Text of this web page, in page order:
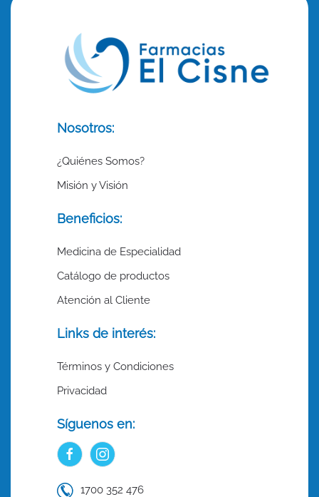
Nosotros:
¿Quiénes Somos?
Misión y Visión
Beneficios:
Medicina de Especialidad
Catálogo de productos
Atención al Cliente
Links de interés:
Términos y Condiciones
Privacidad
Síguenos en:
1700 352 476